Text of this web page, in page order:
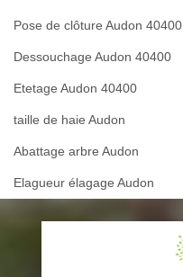
Pose de clôture Audon 40400
Dessouchage Audon 40400
Etetage Audon 40400
taille de haie Audon
Abattage arbre Audon
Elagueur élagage Audon